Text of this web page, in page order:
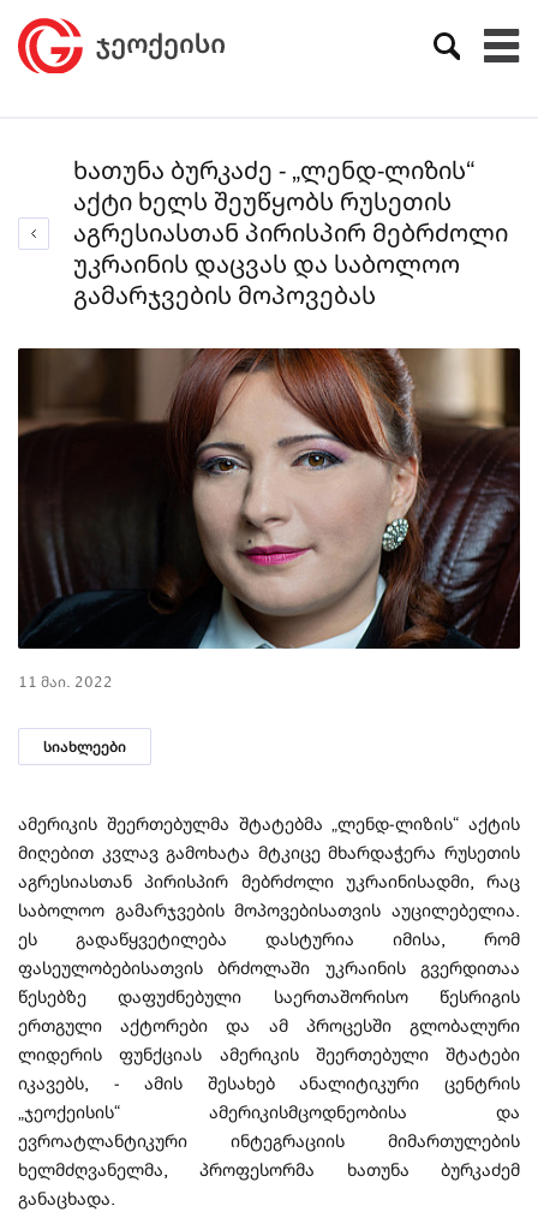
ხათუნა ბურკაძე - „ლენდ-ლიზის“
აქტი ხელს შეუწყობს რუსეთის
აგრესიასთან პირისპირ მებრძოლი
უკრაინის დაცვას და საბოლოო
გამარჯვების მოპოვებას
11 მაი. 2022
სიახლეები
ამერიკის შეერთებულმა შტატებმა „ლენდ-ლიზის“ აქტის
მიღებით კვლავ გამოხატა მტკიცე მხარდაჭერა რუსეთის
აგრესიასთან პირისპირ მებრძოლი უკრაინისადმი, რაც
საბოლოო გამარჯვების მოპოვებისათვის აუცილებელია.
ეს გადაწყვეტილება დასტურია იმისა, რომ
ფასეულობებისათვის ბრძოლაში უკრაინის გვერდითაა
წესებზე დაფუძნებული საერთაშორისო წესრიგის
ერთგული აქტორები და ამ პროცესში გლობალური
ლიდერის ფუნქციას ამერიკის შეერთებული შტატები
იკავებს, - ამის შესახებ ანალიტიკური ცენტრის
„ჯეოქეისის“ ამერიკისმცოდნეობისა და
ევროატლანტიკური ინტეგრაციის მიმართულების
ხელმძღვანელმა, პროფესორმა ხათუნა ბურკაძემ
განაცხადა.